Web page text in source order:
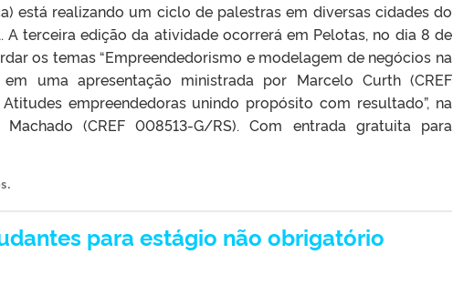
está realizando um ciclo de palestras em diversas cidades do
A terceira edição da atividade ocorrerá em Pelotas, no dia 8 de
os temas “Empreendedorismo e modelagem de negócios na
em uma apresentação ministrada por Marcelo Curth (CREF
empreendedoras unindo propósito com resultado”, na
(CREF 008513-G/RS). Com entrada gratuita para
.
para estágio não obrigatório